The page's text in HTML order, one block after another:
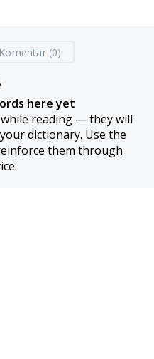
Komentar (0)
here yet
reading — they will
dictionary. Use the
them through